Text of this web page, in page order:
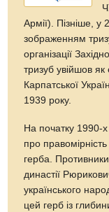
Армії). Пізніше, у
зображенням
організації
тризуб увійшов
Карпатської
1939 року.
На початку 1990-х
про
герба.
династії
українського
цей герб із